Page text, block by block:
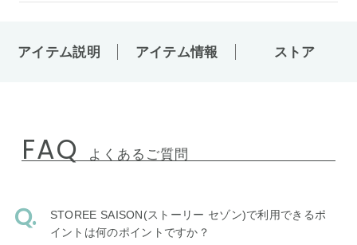
アイテム説明 アイテム情報 ストア
FAQ よくあるご質問
STOREE SAISON(ストーリー セゾン)で利用できるポ
イントは何のポイントですか？